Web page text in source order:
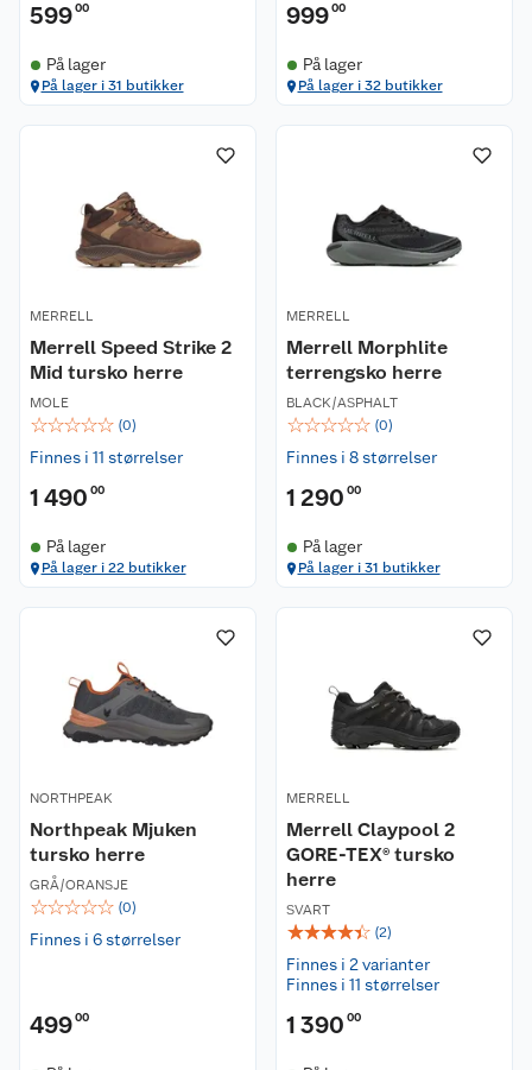
59900
På lager
På lager i 31 butikker
99900
På lager
På lager i 32 butikker
MERRELL
Merrell Speed Strike 2
Mid tursko herre
MOLE
☆☆☆☆☆ (0)
Finnes i 11 størrelser
1 490 00
På lager
På lager i 22 butikker
MERRELL
Merrell Morphlite
terrengsko herre
BLACK/ASPHALT
☆☆☆☆☆ (0)
Finnes i 8 størrelser
1 290 00
På lager
På lager i 31 butikker
NORTHPEAK
Northpeak Mjuken
tursko herre
GRÅ/ORANSJE
☆☆☆☆☆ (0)
Finnes i 6 størrelser
49900
MERRELL
Merrell Claypool 2
GORE-TEX® tursko
herre
SVART
☆☆☆☆☆ (2)
Finnes i 2 varianter
Finnes i 11 størrelser
1 390 00